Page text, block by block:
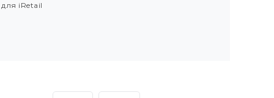
iRetail